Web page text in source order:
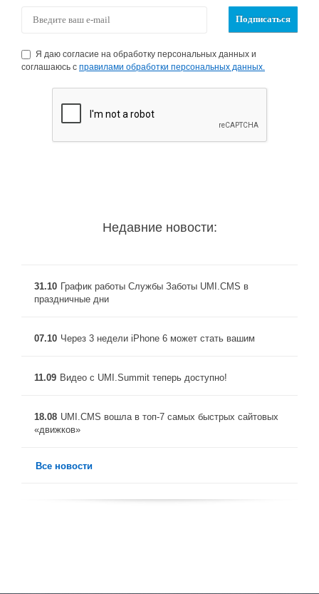
Я даю согласие на обработку персональных данных и
соглашаюсь с правилами обработки персональных данных.
Недавние новости:
31.10 График работы Службы Заботы UMI.CMS в
праздничные дни
07.10 Через 3 недели iPhone 6 может стать вашим
11.09 Видео с UMI.Summit теперь доступно!
18.08 UMI.CMS вошла в топ-7 самых быстрых сайтовых
«движков»
Все новости